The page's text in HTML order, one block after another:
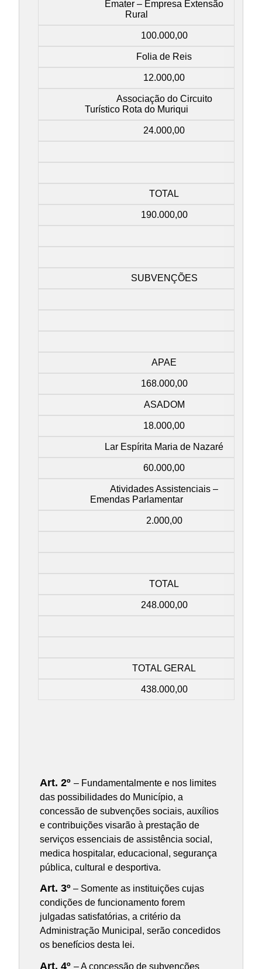
Emater – Empresa Extensão
Rural
100.000,00
Folia de Reis
12.000,00
Associação do Circuito
Turístico Rota do Muriqui
24.000,00
TOTAL
190.000,00
SUBVENÇÕES
APAE
168.000,00
ASADOM
18.000,00
Lar Espírita Maria de Nazaré
60.000,00
Atividades Assistenciais –
Emendas Parlamentar
2.000,00
TOTAL
248.000,00
TOTAL GERAL
438.000,00
Art. 2º– Fundamentalmente e nos limites
das possibilidades do Município, a
concessão de subvenções sociais, auxílios
e contribuições visarão à prestação de
serviços essenciais de assistência social,
medica hospitalar, educacional, segurança
pública, cultural e desportiva.
Art. 3º – Somente as instituições cujas
condições de funcionamento forem
julgadas satisfatórias, a critério da
Administração Municipal, serão concedidos
os benefícios desta lei.
Art. 4º– A concessão de subvenções